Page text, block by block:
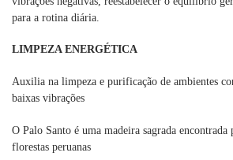
para a rotina diária.
LIMPEZA ENERGÉTICA
Auxilia na limpeza e purificação de ambientes
baixas vibrações
O Palo Santo é uma madeira sagrada encontrada
florestas peruanas